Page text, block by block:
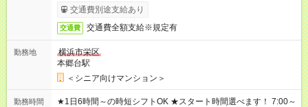
完了次第のお支払いとなります。
交通費別途支給あり
交通費 交通費全額支給※規定有
勤務地
横浜市栄区
本郷台駅
＜シニア向けマンション＞
勤務時間
★1日6時間～の時短シフトOK ★スタート時間選べます！ 7:00～